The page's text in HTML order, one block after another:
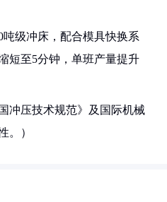
级冲床，配合模具快换系
短至5分钟，单班产量提升
冲压技术规范》及国际机械
。）